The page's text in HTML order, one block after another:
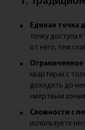
Единая точка
точку доступа
от него, тем
квартирах с
доходить до
«мёртвым
Сложности с
используете